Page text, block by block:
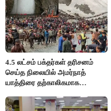
4.5 லட்சம் பக்தர்கள் தரிசனம்
செய்த நிலையில் அமர்நாத்
யாத்திரை தற்காலிகமாக